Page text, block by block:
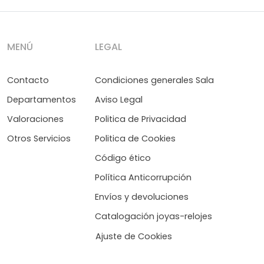
MENÚ
Contacto
Departamentos
Valoraciones
Otros Servicios
LEGAL
Condiciones generales Sala
Aviso Legal
Politica de Privacidad
Politica de Cookies
Código ético
Política Anticorrupción
Envíos y devoluciones
Catalogación joyas-relojes
Ajuste de Cookies